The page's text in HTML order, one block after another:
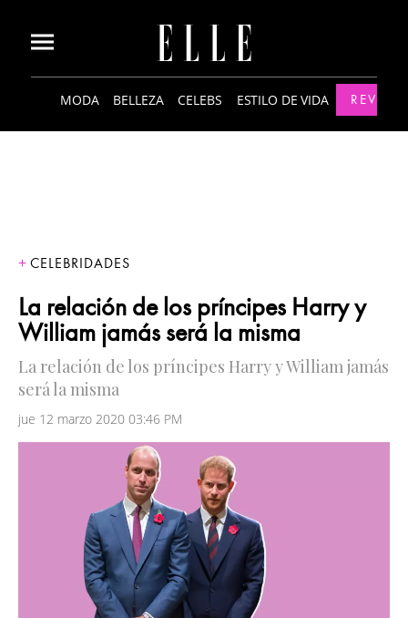
MODA BELLEZA CELEBS ESTILO DE VIDA
CELEBRIDADES
La relación de los príncipes Harry y
William jamás será la misma
La relación de los príncipes Harry y William jamás
será la misma
jue 12 marzo 2020 03:46 PM